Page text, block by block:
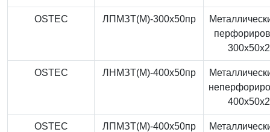
OSTEC ЛПМЗТ(М)-300x50пр
OSTEC ЛНМЗТ(М)-400x50пр
OSTEC ЛПМЗТ(М)-400x50пр